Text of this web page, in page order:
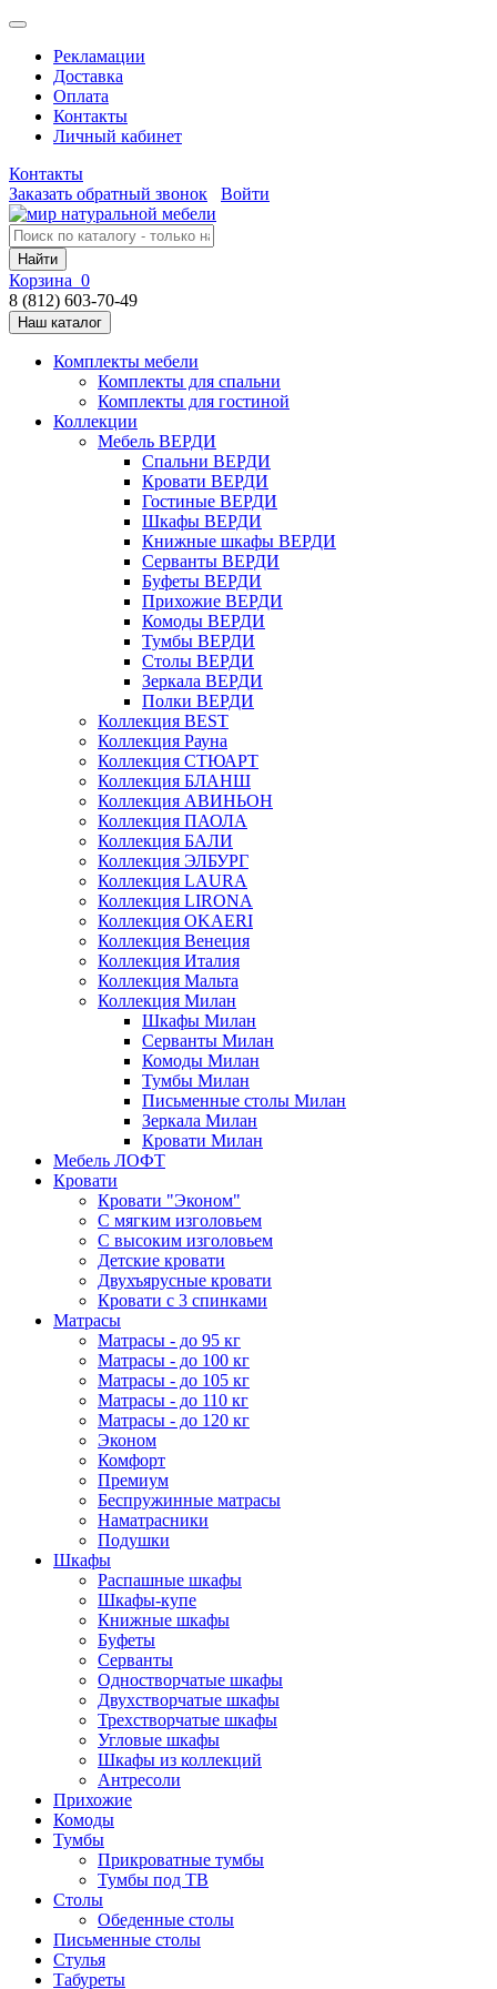
Рекламации
Доставка
Оплата
Контакты
Личный кабинет
Контакты
Заказать обратный звонок
Войти
Найти
Корзина 0
8 (812) 603-70-49
Наш каталог
Комплекты мебели
Комплекты для спальни
Комплекты для гостиной
Коллекции
Мебель ВЕРДИ
Спальни ВЕРДИ
Кровати ВЕРДИ
Гостиные ВЕРДИ
Шкафы ВЕРДИ
Книжные шкафы ВЕРДИ
Серванты ВЕРДИ
Буфеты ВЕРДИ
Прихожие ВЕРДИ
Комоды ВЕРДИ
Тумбы ВЕРДИ
Столы ВЕРДИ
Зеркала ВЕРДИ
Полки ВЕРДИ
Коллекция BEST
Коллекция Рауна
Коллекция СТЮАРТ
Коллекция БЛАНШ
Коллекция АВИНЬОН
Коллекция ПАОЛА
Коллекция БАЛИ
Коллекция ЭЛБУРГ
Коллекция LAURA
Коллекция LIRONA
Коллекция OKAERI
Коллекция Венеция
Коллекция Италия
Коллекция Мальта
Коллекция Милан
Шкафы Милан
Серванты Милан
Комоды Милан
Тумбы Милан
Письменные столы Милан
Зеркала Милан
Кровати Милан
Мебель ЛОФТ
Кровати
Кровати "Эконом"
С мягким изголовьем
С высоким изголовьем
Детские кровати
Двухъярусные кровати
Кровати с 3 спинками
Матрасы
Матрасы - до 95 кг
Матрасы - до 100 кг
Матрасы - до 105 кг
Матрасы - до 110 кг
Матрасы - до 120 кг
Эконом
Комфорт
Премиум
Беспружинные матрасы
Наматрасники
Подушки
Шкафы
Распашные шкафы
Шкафы-купе
Книжные шкафы
Буфеты
Серванты
Одностворчатые шкафы
Двухстворчатые шкафы
Трехстворчатые шкафы
Угловые шкафы
Шкафы из коллекций
Антресоли
Прихожие
Комоды
Тумбы
Прикроватные тумбы
Тумбы под ТВ
Столы
Обеденные столы
Письменные столы
Стулья
Табуреты